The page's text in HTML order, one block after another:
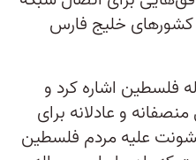
خلیج فارس
فلسطین اشاره کرد و
و عادلانه برای
علیه مردم فلسطین